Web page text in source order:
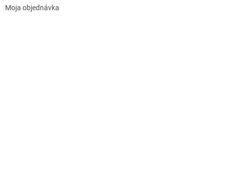
Moja objednávka